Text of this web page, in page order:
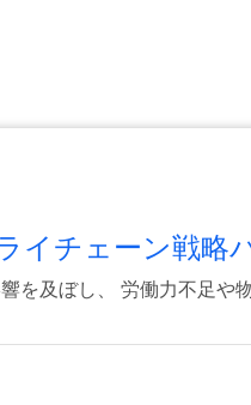
イチェーン戦略
及ぼし、 労働力不足や